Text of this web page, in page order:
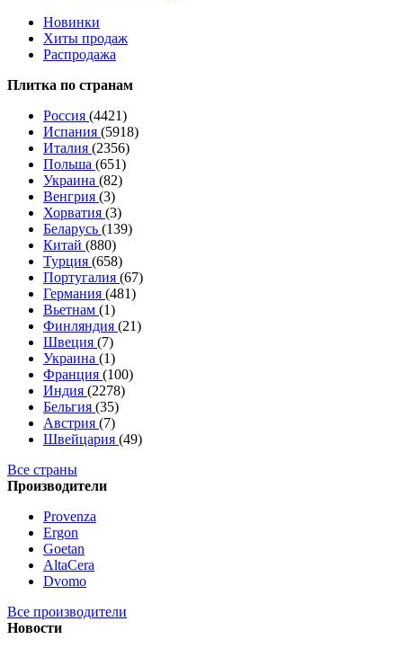
Новинки
Хиты продаж
Распродажа
Плитка по странам
Россия (4421)
Испания (5918)
Италия (2356)
Польша (651)
Украина (82)
Венгрия (3)
Хорватия (3)
Беларусь (139)
Китай (880)
Турция (658)
Португалия (67)
Германия (481)
Вьетнам (1)
Финляндия (21)
Швеция (7)
Украина (1)
Франция (100)
Индия (2278)
Бельгия (35)
Австрия (7)
Швейцария (49)
Все страны
Производители
Provenza
Ergon
Goetan
AltaСera
Dvomo
Все производители
Новости